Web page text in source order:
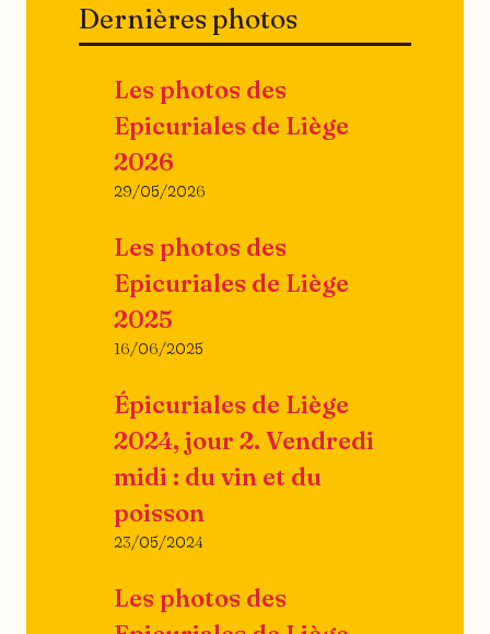
ouvrent,
ils
ferment…
Dernières photos
Les photos des
Epicuriales de Liège
2026
29/05/2026
Les photos des
Epicuriales de Liège
2025
16/06/2025
Épicuriales de Liège
2024, jour 2. Vendredi
midi : du vin et du
poisson
23/05/2024
Les photos des